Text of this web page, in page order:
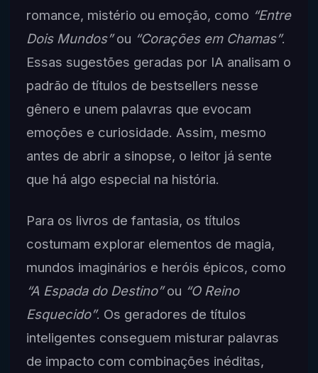
romance, mistério ou emoção, como “Entre
Dois Mundos”ou “Corações em Chamas”.
Essas sugestões geradas por IA analisam o
padrão de títulos de bestsellers nesse
gênero e unem palavras que evocam
emoções e curiosidade. Assim, mesmo
antes de abrir a sinopse, o leitor já sente
que há algo especial na história.
Para os livros de fantasia, os títulos
costumam explorar elementos de magia,
mundos imaginários e heróis épicos, como
“A Espada do Destino”ou “O Reino
Esquecido”. Os geradores de títulos
inteligentes conseguem misturar palavras
de impacto com combinações inéditas,